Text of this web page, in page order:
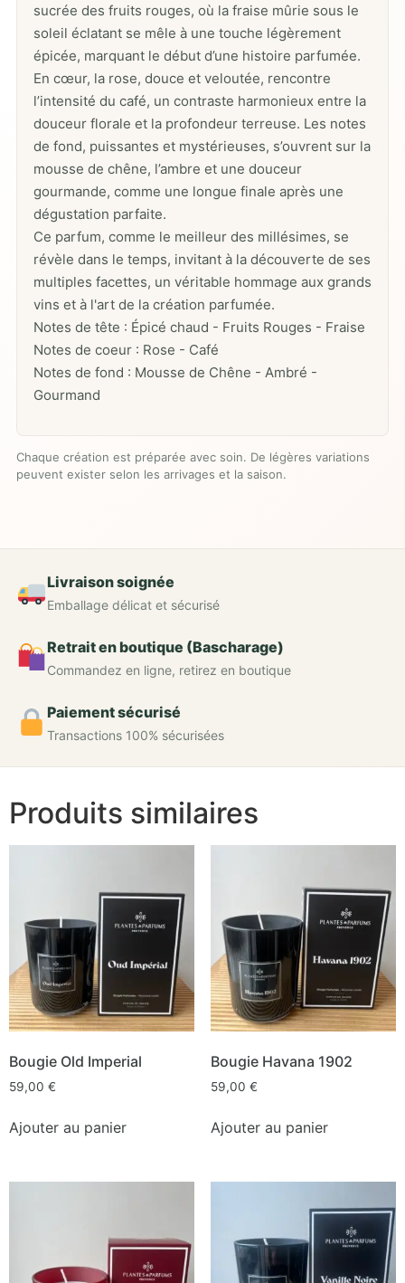
sucrée des fruits rouges, où la fraise mûrie sous le
soleil éclatant se mêle à une touche légèrement
épicée, marquant le début d’une histoire parfumée.
En cœur, la rose, douce et veloutée, rencontre
l’intensité du café, un contraste harmonieux entre la
douceur florale et la profondeur terreuse. Les notes
de fond, puissantes et mystérieuses, s’ouvrent sur la
mousse de chêne, l’ambre et une douceur
gourmande, comme une longue finale après une
dégustation parfaite.
Ce parfum, comme le meilleur des millésimes, se
révèle dans le temps, invitant à la découverte de ses
multiples facettes, un véritable hommage aux grands
vins et à l'art de la création parfumée.
Notes de tête : Épicé chaud - Fruits Rouges - Fraise
Notes de coeur : Rose - Café
Notes de fond : Mousse de Chêne - Ambré -
Gourmand
Chaque création est préparée avec soin. De légères variations
peuvent exister selon les arrivages et la saison.
Livraison soignée
Emballage délicat et sécurisé
Retrait en boutique (Bascharage)
Commandez en ligne, retirez en boutique
Paiement sécurisé
Transactions 100% sécurisées
Produits similaires
Bougie Old Imperial
59,00 €
Ajouter au panier
Bougie Havana 1902
59,00 €
Ajouter au panier